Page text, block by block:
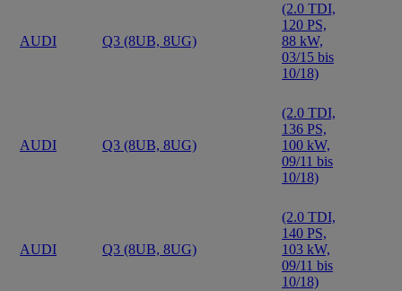
AUDI Q3 (8UB, 8UG)
(2.0 TDI,
120 PS,
88 kW,
03/15 bis
10/18)
AUDI Q3 (8UB, 8UG)
(2.0 TDI,
136 PS,
100 kW,
09/11 bis
10/18)
AUDI Q3 (8UB, 8UG)
(2.0 TDI,
140 PS,
103 kW,
09/11 bis
10/18)